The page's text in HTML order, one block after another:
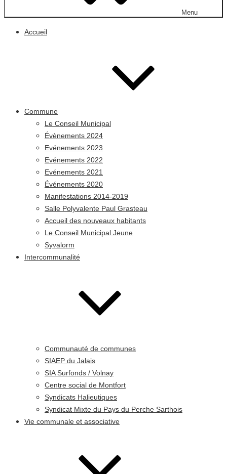
Menu
Accueil
Commune
Le Conseil Municipal
Évènements 2024
Evénements 2023
Evénements 2022
Evénements 2021
Événements 2020
Manifestations 2014-2019
Salle Polyvalente Paul Grasteau
Accueil des nouveaux habitants
Le Conseil Municipal Jeune
Syvalorm
Intercommunalité
Communauté de communes
SIAEP du Jalais
SIA Surfonds / Volnay
Centre social de Montfort
Syndicats Halieutiques
Syndicat Mixte du Pays du Perche Sarthois
Vie communale et associative